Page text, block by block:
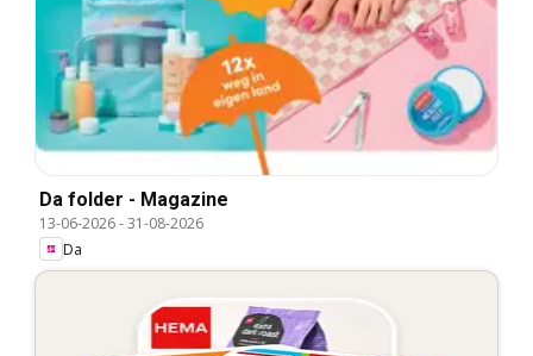
Da folder - Magazine
13-06-2026-31-08-2026
Da